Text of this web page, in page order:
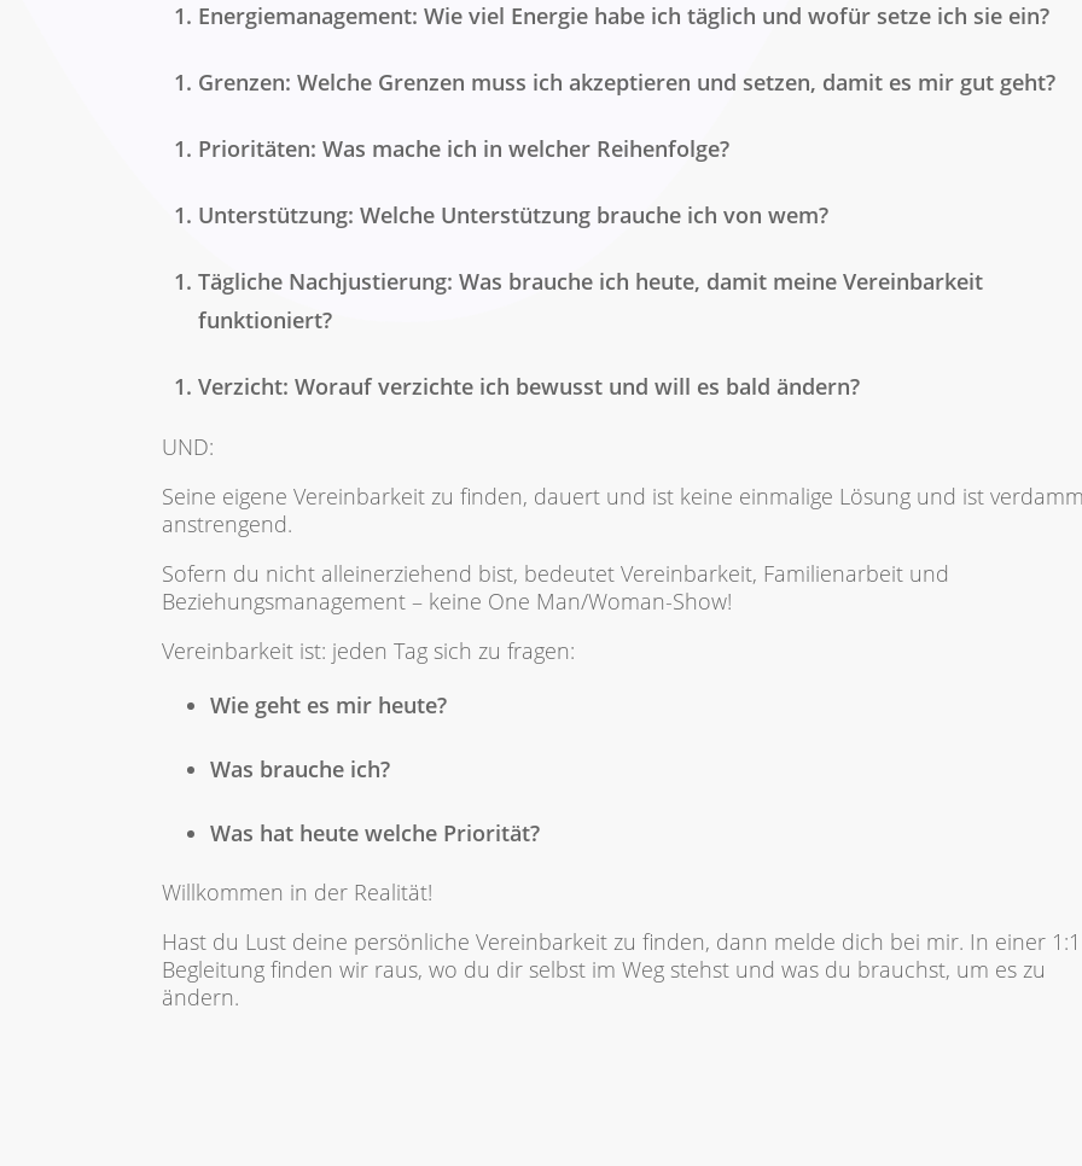
Energiemanagement: Wie viel Energie habe ich täglich und wofür setze ich sie ein?
Grenzen: Welche Grenzen muss ich akzeptieren und setzen, damit es mir gut geht?
Prioritäten: Was mache ich in welcher Reihenfolge?
Unterstützung: Welche Unterstützung brauche ich von wem?
Tägliche Nachjustierung: Was brauche ich heute, damit meine Vereinbarkeit
funktioniert?
Verzicht: Worauf verzichte ich bewusst und will es bald ändern?
UND:
Seine eigene Vereinbarkeit zu finden, dauert und ist keine einmalige Lösung und ist
anstrengend.
Sofern du nicht alleinerziehend bist, bedeutet Vereinbarkeit, Familienarbeit und
Beziehungsmanagement – keine One Man/Woman-Show!
Vereinbarkeit ist: jeden Tag sich zu fragen:
Wie geht es mir heute?
Was brauche ich?
Was hat heute welche Priorität?
Willkommen in der Realität!
Hast du Lust deine persönliche Vereinbarkeit zu finden, dann melde dich bei mir. In einer 1:1
Begleitung finden wir raus, wo du dir selbst im Weg stehst und was du brauchst, um es zu
ändern.